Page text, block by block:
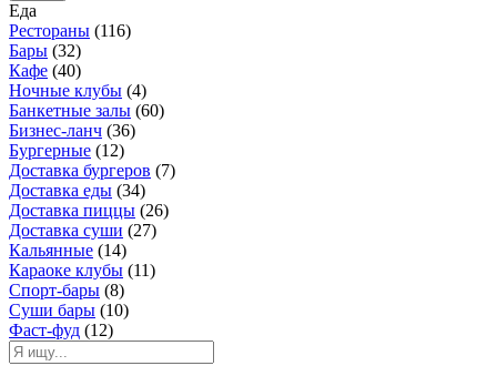
Еда
Рестораны (116)
Бары (32)
Кафе (40)
Ночные клубы (4)
Банкетные залы (60)
Бизнес-ланч (36)
Бургерные (12)
Доставка бургеров (7)
Доставка еды (34)
Доставка пиццы (26)
Доставка суши (27)
Кальянные (14)
Караоке клубы (11)
Спорт-бары (8)
Суши бары (10)
Фаст-фуд (12)